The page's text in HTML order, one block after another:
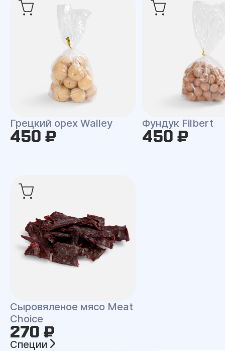
Грецкий орех Walley
450 ₽
Фундук Filbert
450 ₽
Сыровяленое мясо Meat
Choice
270 ₽
Специи